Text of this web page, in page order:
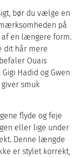
bør du vælge en
på
af en længere form.
dit hår mere
Ouais
Hadid og Gwen
smuk
flyde og feje
eller lige under
Denne længde
er stylet korrekt,